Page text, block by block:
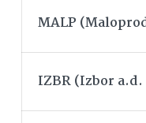
MALP
IZBR (Izbor